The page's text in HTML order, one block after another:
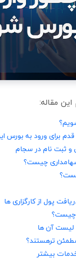
مقاله:
برای ورود به بورس
و ثبت نام در سجام
چیست؟
پول از کارگزاری ها
چیست؟
لیست آن ها
ترهستند؟
بیشتر